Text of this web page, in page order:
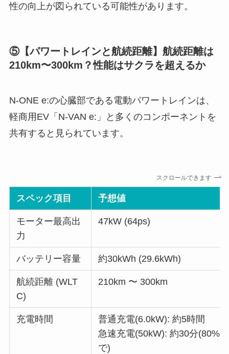
性の向上が図られている可能性があります。
⑤【パワートレインと航続距離】航続距離は
210km〜300km？性能はサクラを超えるか
N-ONE e:の心臓部である電動パワートレインは、
軽商用EV「N-VAN e:」と多くのコンポーネントを
共有すると見られています。
スクロールできます
スペック項目 予想値
モーター最高出
力
47kW (64ps)
バッテリー容量 約30kWh (29.6kWh)
航続距離 (WLT
C)
210km 〜 300km
充電時間
普通充電(6.0kW): 約5時間
急速充電(50kW): 約30分(80%ま
で)